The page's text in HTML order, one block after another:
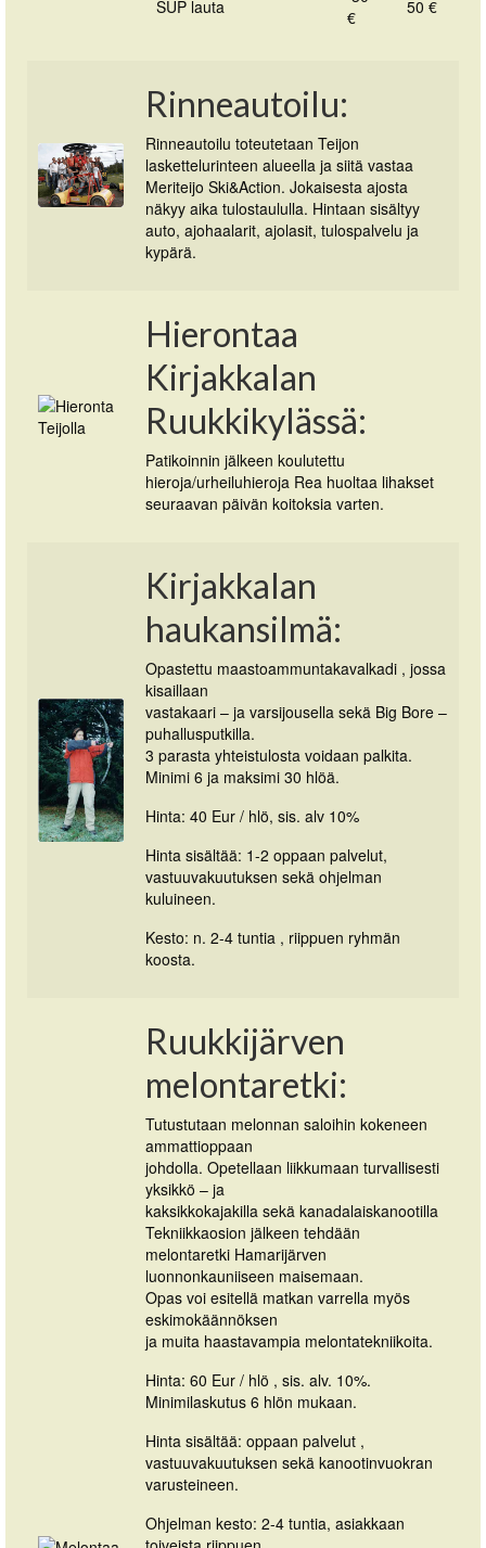
SUP lauta
€
50 €
Rinneautoilu:
Rinneautoilu toteutetaan Teijon
laskettelurinteen alueella ja siitä vastaa
Meriteijo Ski&Action. Jokaisesta ajosta
näkyy aika tulostaululla. Hintaan sisältyy
auto, ajohaalarit, ajolasit, tulospalvelu ja
kypärä.
Hierontaa
Kirjakkalan
Ruukkikylässä:
Patikoinnin jälkeen koulutettu
hieroja/urheiluhieroja Rea huoltaa lihakset
seuraavan päivän koitoksia varten.
Kirjakkalan
haukansilmä:
Opastettu maastoammuntakavalkadi , jossa
kisaillaan
vastakaari – ja varsijousella sekä Big Bore –
puhallusputkilla.
3 parasta yhteistulosta voidaan palkita.
Minimi 6 ja maksimi 30 hlöä.
Hinta: 40 Eur / hlö, sis. alv 10%
Hinta sisältää: 1-2 oppaan palvelut,
vastuuvakuutuksen sekä ohjelman
kuluineen.
Kesto: n. 2-4 tuntia , riippuen ryhmän
koosta.
Ruukkijärven
melontaretki:
Tutustutaan melonnan saloihin kokeneen
ammattioppaan
johdolla. Opetellaan liikkumaan turvallisesti
yksikkö – ja
kaksikkokajakilla sekä kanadalaiskanootilla
Tekniikkaosion jälkeen tehdään
melontaretki Hamarijärven
luonnonkauniiseen maisemaan.
Opas voi esitellä matkan varrella myös
eskimokäännöksen
ja muita haastavampia melontatekniikoita.
Hinta: 60 Eur / hlö , sis. alv. 10%.
Minimilaskutus 6 hlön mukaan.
Hinta sisältää: oppaan palvelut ,
vastuuvakuutuksen sekä kanootinvuokran
varusteineen.
Ohjelman kesto: 2-4 tuntia, asiakkaan